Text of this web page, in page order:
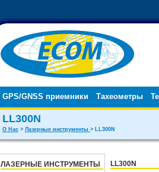
GPS/GNSS приемники
Тахеометры
LL300N
О Нас > Лазерные инструменты > LL300N
ЛАЗЕРНЫЕ ИНСТРУМЕНТЫ
LL300N